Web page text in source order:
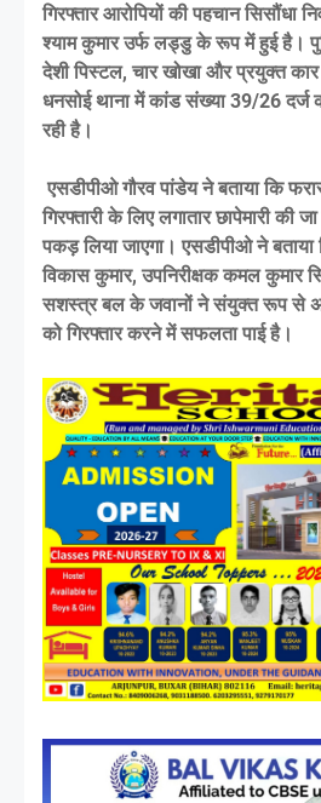
गिरफ्तार आरोपियों की पहचान सिसौंधा
श्याम कुमार उर्फ लड्डु के रूप में हुई है।
देशी पिस्टल, चार खोखा और प्रयुक्त
धनसोई थाना में कांड संख्या 39/26 दर्ज
रही है।
एसडीपीओ गौरव पांडेय ने बताया कि
गिरफ्तारी के लिए लगातार छापेमारी की
पकड़ लिया जाएगा। एसडीपीओ ने बताया
विकास कुमार, उपनिरीक्षक कमल कुमार
सशस्त्र बल के जवानों ने संयुक्त रूप से
को गिरफ्तार करने में सफलता पाई है।